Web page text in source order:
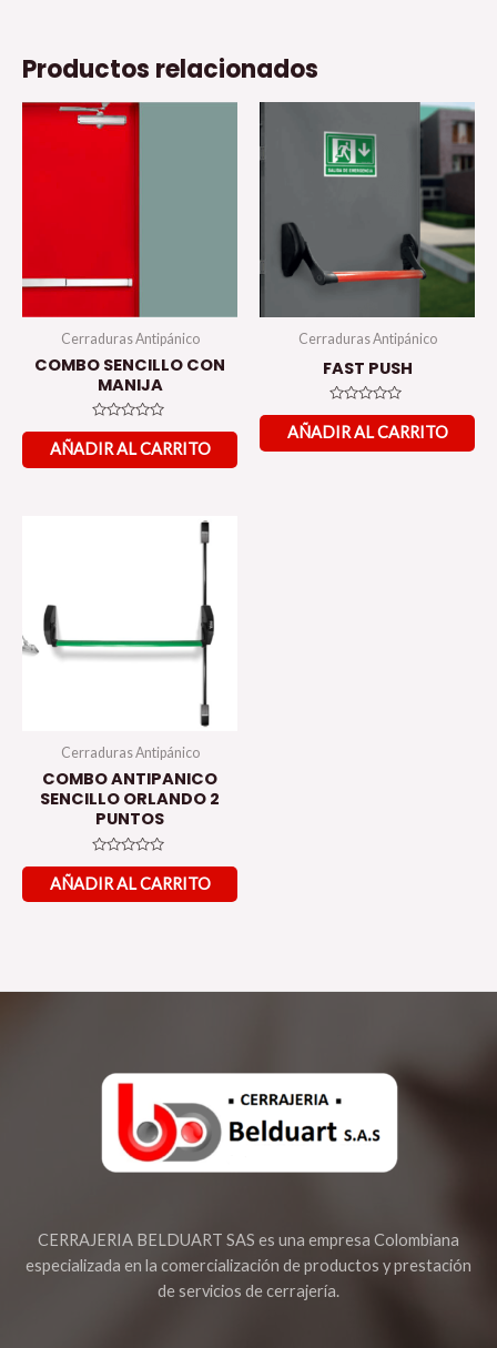
Productos relacionados
Cerraduras Antipánico
COMBO SENCILLO CON
MANIJA
Valorado
en
0
de
AÑADIR AL CARRITO
Cerraduras Antipánico
FAST PUSH
Valorado
en
0
de
AÑADIR AL CARRITO
Cerraduras Antipánico
COMBO ANTIPANICO
SENCILLO ORLANDO 2
PUNTOS
Valorado
en
0
de
AÑADIR AL CARRITO
CERRAJERIA BELDUART SAS es una empresa Colombiana
especializada en la comercialización de productos y prestación
de servicios de cerrajería.